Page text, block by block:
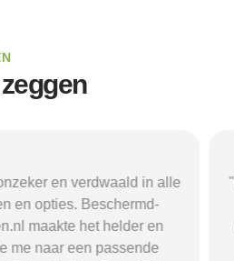
en verdwaald in alle
en opties. Beschermd-
maakte het helder en
me naar een passende